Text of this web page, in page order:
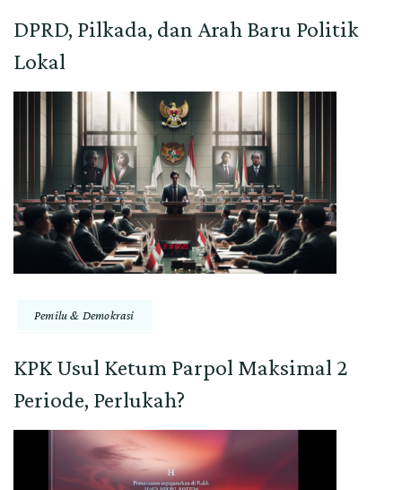
DPRD, Pilkada, dan Arah Baru Politik
Lokal
Pemilu & Demokrasi
KPK Usul Ketum Parpol Maksimal 2
Periode, Perlukah?